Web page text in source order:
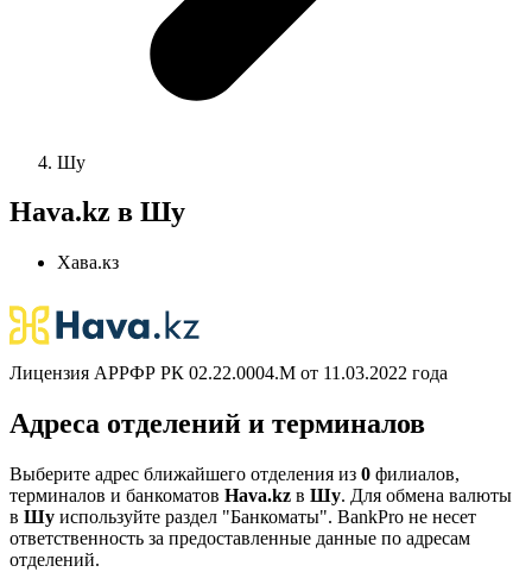
Шу
Hava.kz в Шу
Хава.кз
Лицензия АРРФР РК 02.22.0004.М от 11.03.2022 года
Адреса отделений и терминалов
Выберите адрес ближайшего отделения из 0 филиалов,
терминалов и банкоматов Hava.kz в Шу. Для обмена валюты
в Шу используйте раздел "Банкоматы". BankPro не несет
ответственность за предоставленные данные по адресам
отделений.